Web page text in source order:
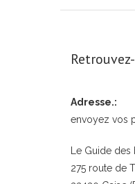
Adresse.:
envoyez vos
Le Guide des
275 route de